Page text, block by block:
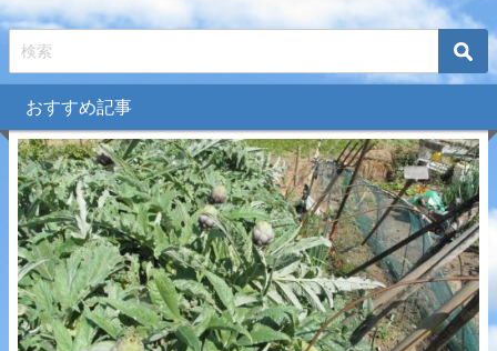
おすすめ記事